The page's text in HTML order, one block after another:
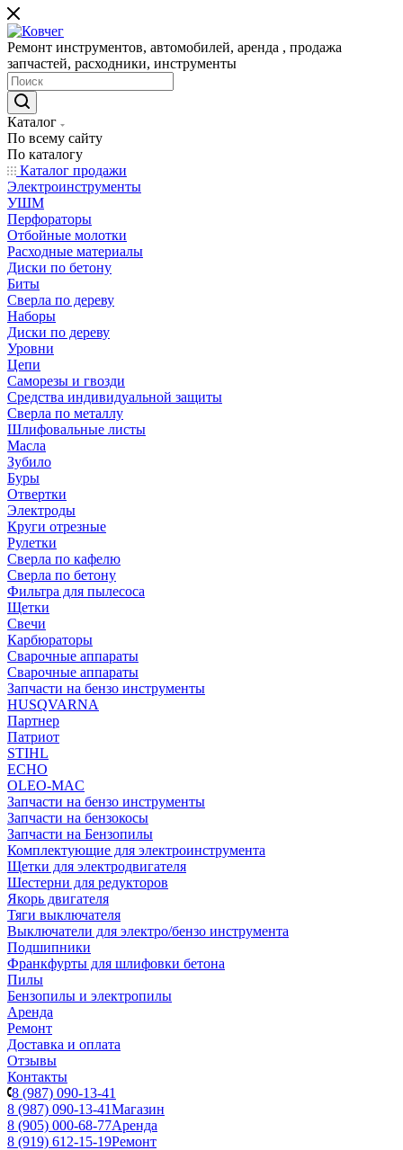
Ремонт инструментов, автомобилей, аренда , продажа
запчастей, расходники, инструменты
Каталог
По всему сайту
По каталогу
Каталог продажи
Электроинструменты
УШМ
Перфораторы
Отбойные молотки
Расходные материалы
Диски по бетону
Биты
Сверла по дереву
Наборы
Диски по дереву
Уровни
Цепи
Саморезы и гвозди
Средства индивидуальной защиты
Сверла по металлу
Шлифовальные листы
Масла
Зубило
Буры
Отвертки
Электроды
Круги отрезные
Рулетки
Сверла по кафелю
Сверла по бетону
Фильтра для пылесоса
Щетки
Свечи
Карбюраторы
Сварочные аппараты
Сварочные аппараты
Запчасти на бензо инструменты
HUSQVARNA
Партнер
Патриот
STIHL
ECHO
OLEO-MAC
Запчасти на бензо инструменты
Запчасти на бензокосы
Запчасти на Бензопилы
Комплектующие для электроинструмента
Щетки для электродвигателя
Шестерни для редукторов
Якорь двигателя
Тяги выключателя
Выключатели для электро/бензо инструмента
Подшипники
Франкфурты для шлифовки бетона
Пилы
Бензопилы и электропилы
Аренда
Ремонт
Доставка и оплата
Отзывы
Контакты
8 (987) 090-13-41
8 (987) 090-13-41Магазин
8 (905) 000-68-77Аренда
8 (919) 612-15-19Ремонт